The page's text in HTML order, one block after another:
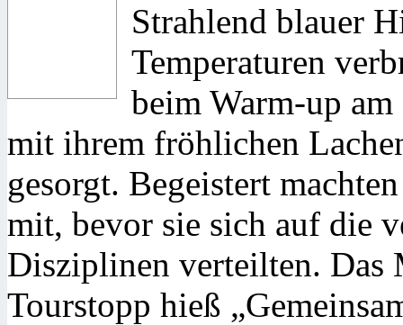
Strahlend blauer
Temperaturen
beim Warm-up
mit ihrem fröhlichen
gesorgt. Begeistert
mit, bevor sie sich auf die
Disziplinen verteilten.
Tourstopp hieß